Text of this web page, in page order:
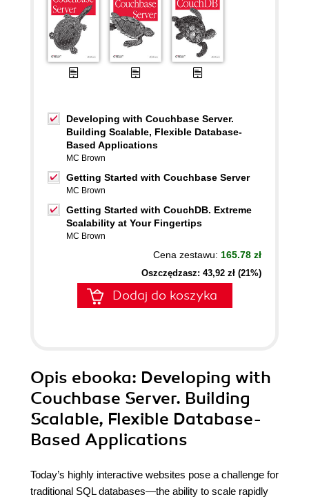
Developing with Couchbase Server.
Building Scalable, Flexible Database-
Based Applications
MC Brown
Getting Started with Couchbase Server
MC Brown
Getting Started with CouchDB. Extreme
Scalability at Your Fingertips
MC Brown
Cena zestawu: 165.78 zł
Oszczędzasz: 43,92 zł (21%)
Dodaj do koszyka
Opis ebooka: Developing with
Couchbase Server. Building
Scalable, Flexible Database-
Based Applications
Today’s highly interactive websites pose a challenge for
traditional SQL databases—the ability to scale rapidly